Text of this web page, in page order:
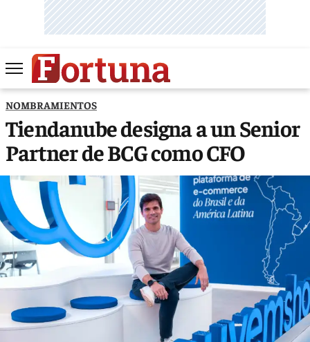
NOMBRAMIENTOS
Tiendanube designa a un Senior
Partner de BCG como CFO